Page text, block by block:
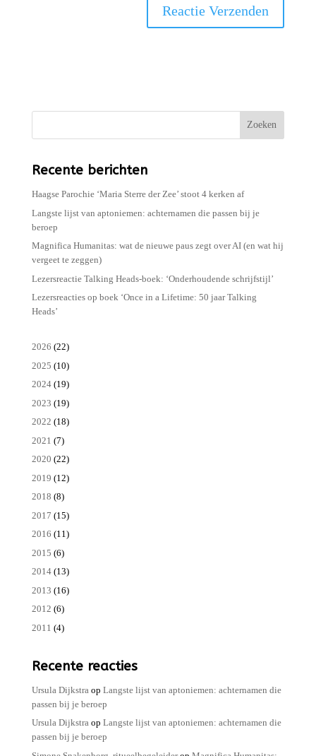
Zoeken
Recente berichten
Haagse Parochie ‘Maria Sterre der Zee’ stoot 4 kerken af
Langste lijst van aptoniemen: achternamen die passen bij je
beroep
Magnifica Humanitas: wat de nieuwe paus zegt over AI (en wat hij
vergeet te zeggen)
Lezersreactie Talking Heads-boek: ‘Onderhoudende schrijfstijl’
Lezersreacties op boek ‘Once in a Lifetime: 50 jaar Talking
Heads’
2026 (22)
2025 (10)
2024(19)
2023 (19)
2022 (18)
2021 (7)
2020 (22)
2019 (12)
2018 (8)
2017 (15)
2016 (11)
2015 (6)
2014(13)
2013 (16)
2012 (6)
2011 (4)
Recente reacties
Ursula Dijkstra op Langste lijst van aptoniemen: achternamen die
passen bij je beroep
Ursula Dijkstraop Langste lijst van aptoniemen: achternamen die
passen bij je beroep